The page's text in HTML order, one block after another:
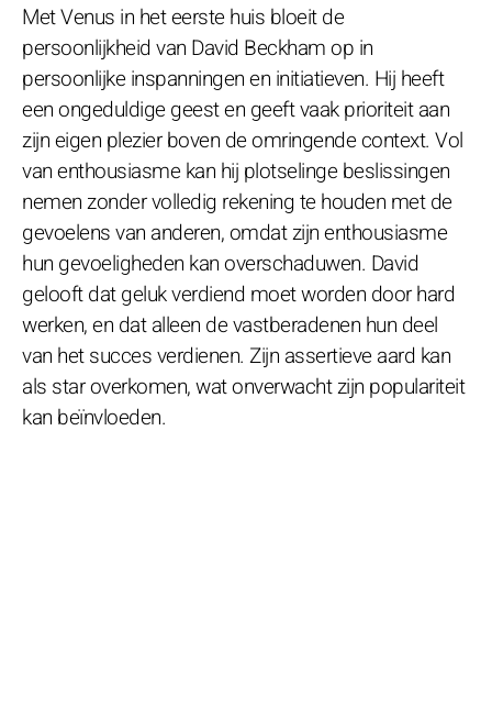
Met Venus in het eerste huis bloeit de
persoonlijkheid van David Beckham op in
persoonlijke inspanningen en initiatieven. Hij heeft
een ongeduldige geest en geeft vaak prioriteit aan
zijn eigen plezier boven de omringende context. Vol
van enthousiasme kan hij plotselinge beslissingen
nemen zonder volledig rekening te houden met de
gevoelens van anderen, omdat zijn enthousiasme
hun gevoeligheden kan overschaduwen. David
gelooft dat geluk verdiend moet worden door hard
werken, en dat alleen de vastberadenen hun deel
van het succes verdienen. Zijn assertieve aard kan
als star overkomen, wat onverwacht zijn populariteit
kan beïnvloeden.